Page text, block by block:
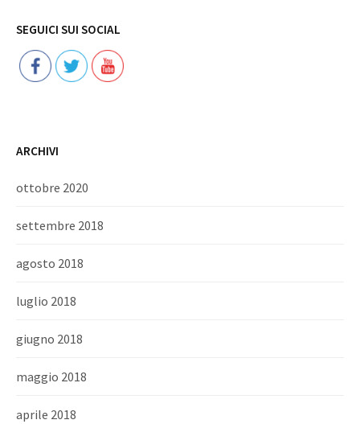
SEGUICI SUI SOCIAL
ARCHIVI
ottobre 2020
settembre 2018
agosto 2018
luglio 2018
giugno 2018
maggio 2018
aprile 2018